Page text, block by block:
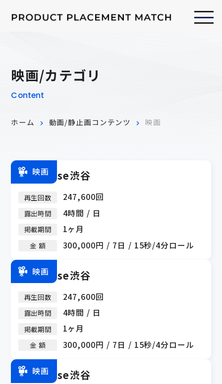
映画/カテゴリ
Content
ホーム 動画/静止画コンテンツ 映画
映画
ZeroBase渋谷
再生回数 247,600回
露出時間 4時間 / 日
掲載期間 1ヶ月
金 額 300,000円 / 7日 / 15秒/4分ロール
映画
ZeroBase渋谷
再生回数 247,600回
露出時間 4時間 / 日
掲載期間 1ヶ月
金 額 300,000円 / 7日 / 15秒/4分ロール
映画
ZeroBase渋谷